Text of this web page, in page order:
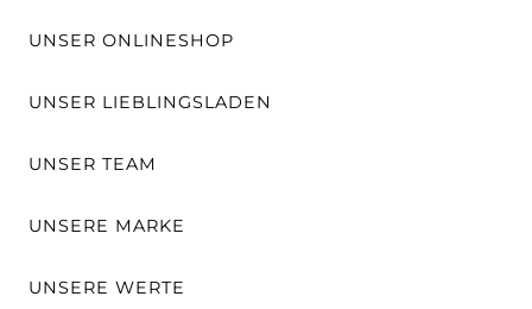
UNSER ONLINESHOP
UNSER LIEBLINGSLADEN
UNSER TEAM
UNSERE MARKE
UNSERE WERTE